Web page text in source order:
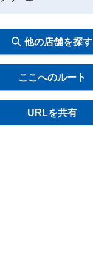
他の店舗を探す
ここへのルート
URLを共有